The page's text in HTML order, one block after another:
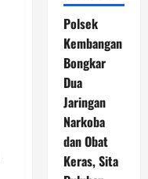
Polsek
Kembangan
Bongkar
Dua
Jaringan
Narkoba
dan Obat
Keras, Sita